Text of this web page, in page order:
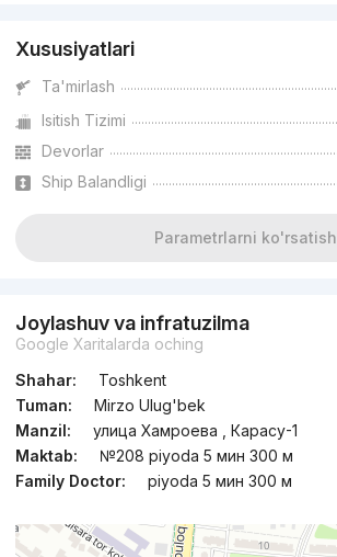
Xususiyatlari
Ta'mirlash
Isitish Tizimi
Devorlar
Ship Balandligi
Parametrlarni ko'rsatish
Joylashuv va infratuzilma
Google Xaritalarda oching
Shahar:
Toshkent
Tuman:
Mirzo Ulug'bek
Manzil:
улица Хамроева , Карасу-1
Maktab:
№208 piyoda 5 мин 300 м
Family Doctor:
piyoda 5 мин 300 м